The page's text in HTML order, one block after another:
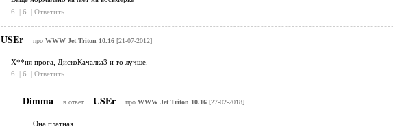
6
| 6 | Ответить
USEr про WWW Jet Triton 10.16[21-07-2012]
Х**ня прога, ДискоКачалка3 и то лучше.
6
| 6 | Ответить
Dimma в ответ USEr про WWW Jet Triton 10.16[27-02-2018]
Она платная